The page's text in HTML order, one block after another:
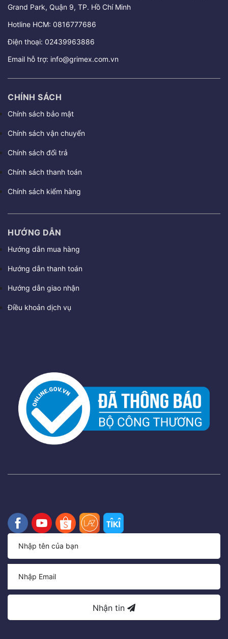
Grand Park, Quận 9, TP. Hồ Chí Minh
Hotline HCM: 0816777686
Điện thoại: 02439963886
Email hỗ trợ: info@grimex.com.vn
CHÍNH SÁCH
Chính sách bảo mật
Chính sách vận chuyển
Chính sách đổi trả
Chính sách thanh toán
Chính sách kiểm hàng
HƯỚNG DẪN
Hướng dẫn mua hàng
Hướng dẫn thanh toán
Hướng dẫn giao nhận
Điều khoản dịch vụ
Nhận tin